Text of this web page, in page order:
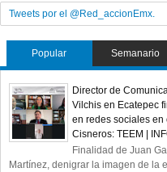
Tweets por el @Red_accionEmx.
Popular Semanario
Director de
Vilchis en Ecatepec
en redes sociales en
Cisneros: TEEM |
Finalidad de Juan
Martínez, denigrar la imagen de la